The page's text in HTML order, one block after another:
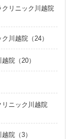
リニック川越院
川越院（24）
院（20）
ニック川越院
院（3）